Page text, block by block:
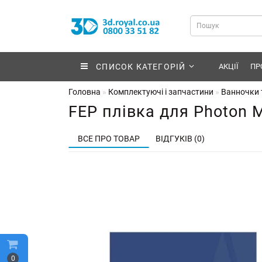
0
СПИСОК КАТЕГОРІЙ АКЦІЇ
Головна Комплектуючі і запчастини Ванночки
FEP плівка для Photon
ВСЕ ПРО ТОВАР ВІДГУКІВ (0)